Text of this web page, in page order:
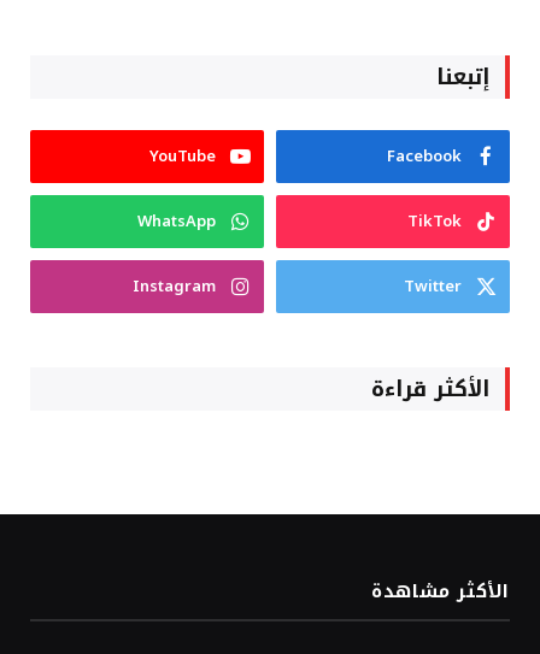
إتبعنا
Facebook
YouTube
TikTok
WhatsApp
Twitter
Instagram
الأكثر قراءة
الأكثر مشاهدة